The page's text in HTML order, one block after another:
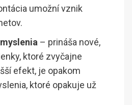
umožní vznik
– prináša nové,
ktoré zvyčajne
efekt, je opakom
ktoré opakuje už